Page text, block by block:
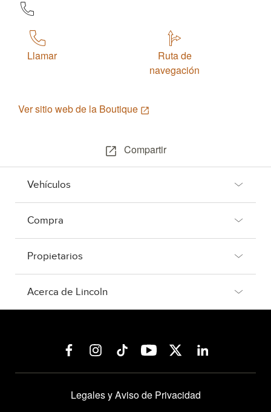
Llamar
Ruta de
navegación
Ver sitio web de la Boutique
Compartir
Vehículos
Compra
Propietarios
Acerca de Lincoln
Legales y Aviso de Privacidad